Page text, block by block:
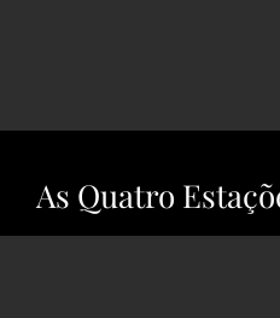
As Quatro